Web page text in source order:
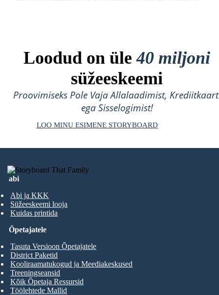
Loodud on üle40 miljoni
süžeeskeemi
Proovimiseks Pole Vaja Allalaadimist,
ega Sisselogimist!
LOO MINU ESIMENE STORYBOARD
abi
Abi ja KKK
Süžeeskeemi looja
Kuidas printida
Õpetajatele
Tasuta Versioon Õpetajatele
District Paketid
Kooliraamatukogud ja Meediakeskused
Treeningseansid
Kõik Õpetaja Ressursid
Töölehtede Mallid